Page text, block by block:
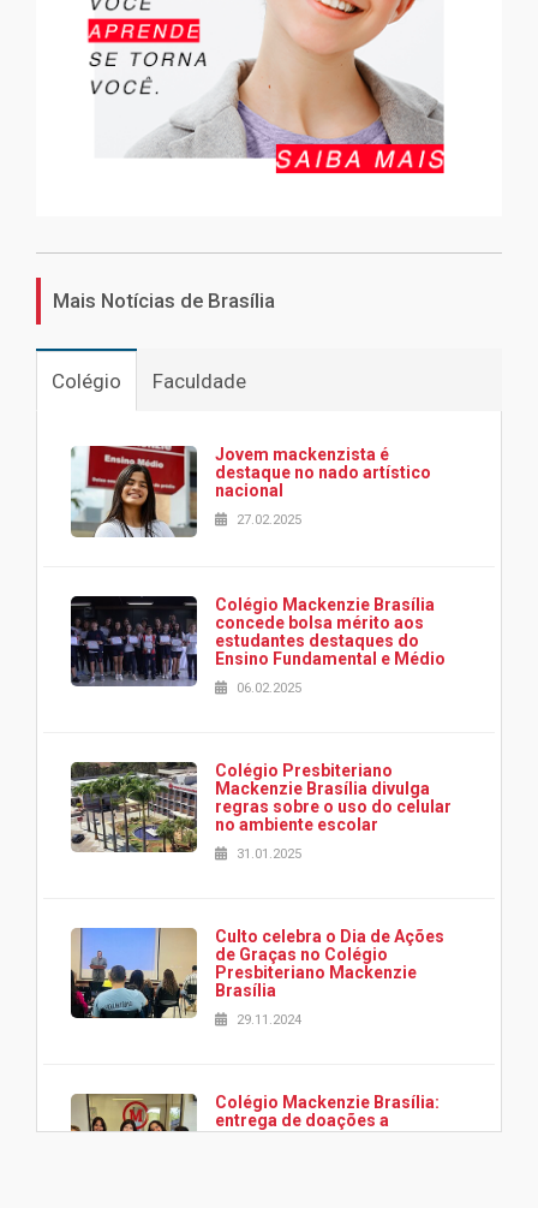
Mais Notícias de Brasília
Colégio Faculdade
Jovem mackenzista é
destaque no nado artístico
nacional
27.02.2025
Colégio Mackenzie Brasília
concede bolsa mérito aos
estudantes destaques do
Ensino Fundamental e Médio
06.02.2025
Colégio Presbiteriano
Mackenzie Brasília divulga
regras sobre o uso do celular
no ambiente escolar
31.01.2025
Culto celebra o Dia de Ações
de Graças no Colégio
Presbiteriano Mackenzie
Brasília
29.11.2024
Colégio Mackenzie Brasília:
entrega de doações a
associação Viver da Cidade